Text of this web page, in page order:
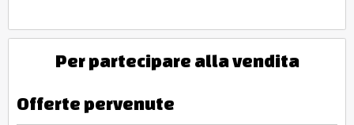
Per partecipare alla vendita
Offerte pervenute